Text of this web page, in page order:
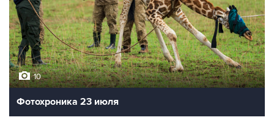
10
Фотохроника 23 июля